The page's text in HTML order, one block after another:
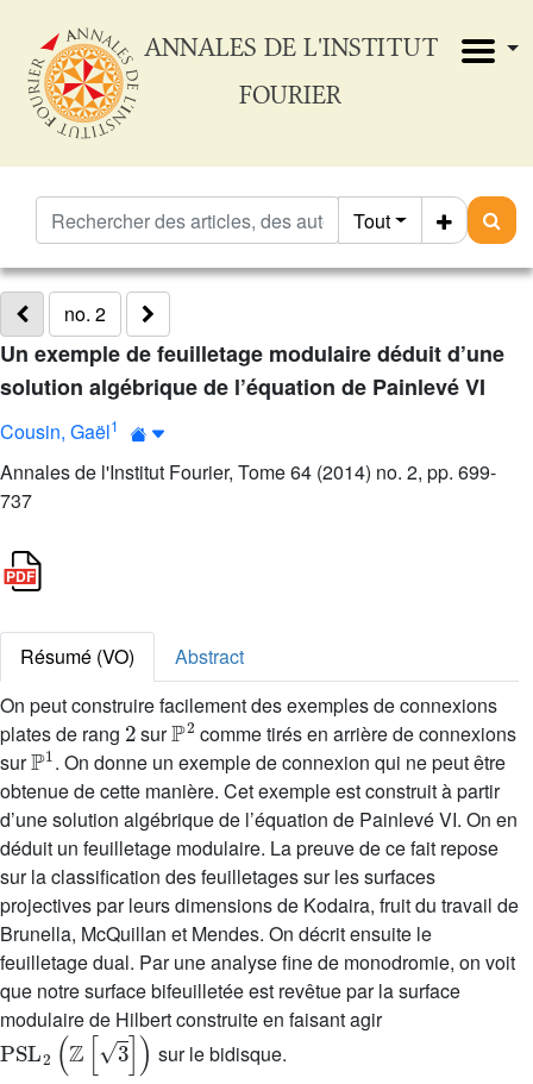
ANNALES DE L'INSTITUT
FOURIER
Tout
no. 2
Un exemple de feuilletage modulaire déduit d’une
solution algébrique de l’équation de Painlevé VI
Cousin, Gaël1
Annales de l'Institut Fourier, Tome 64 (2014) no. 2, pp. 699-
737
Résumé (VO)
Abstract
On peut construire facilement des exemples de connexions
plates de rang
2
sur
ℙ2
comme tirés en arrière de connexions
sur
ℙ1
. On donne un exemple de connexion qui ne peut être
obtenue de cette manière. Cet exemple est construit à partir
d’une solution algébrique de l’équation de Painlevé VI. On en
déduit un feuilletage modulaire. La preuve de ce fait repose
sur la classification des feuilletages sur les surfaces
projectives par leurs dimensions de Kodaira, fruit du travail de
Brunella, McQuillan et Mendes. On décrit ensuite le
feuilletage dual. Par une analyse fine de monodromie, on voit
que notre surface bifeuilletée est revêtue par la surface
modulaire de Hilbert construite en faisant agir
PSL2(ℤ[3])
sur le bidisque.